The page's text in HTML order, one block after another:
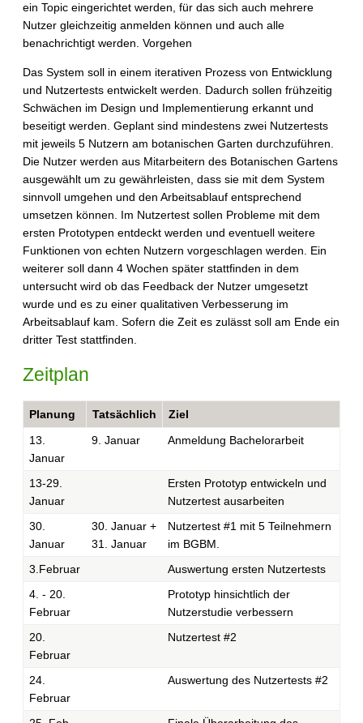
ein Topic eingerichtet werden, für das sich auch mehrere
Nutzer gleichzeitig anmelden können und auch alle
benachrichtigt werden. Vorgehen
Das System soll in einem iterativen Prozess von Entwicklung
und Nutzertests entwickelt werden. Dadurch sollen frühzeitig
Schwächen im Design und Implementierung erkannt und
beseitigt werden. Geplant sind mindestens zwei Nutzertests
mit jeweils 5 Nutzern am botanischen Garten durchzuführen.
Die Nutzer werden aus Mitarbeitern des Botanischen Gartens
ausgewählt um zu gewährleisten, dass sie mit dem System
sinnvoll umgehen und den Arbeitsablauf entsprechend
umsetzen können. Im Nutzertest sollen Probleme mit dem
ersten Prototypen entdeckt werden und eventuell weitere
Funktionen von echten Nutzern vorgeschlagen werden. Ein
weiterer soll dann 4 Wochen später stattfinden in dem
untersucht wird ob das Feedback der Nutzer umgesetzt
wurde und es zu einer qualitativen Verbesserung im
Arbeitsablauf kam. Sofern die Zeit es zulässt soll am Ende ein
dritter Test stattfinden.
Zeitplan
Planung Tatsächlich
Ziel
13.
Januar
9. Januar Anmeldung Bachelorarbeit
13-29.
Januar
Ersten Prototyp entwickeln und
Nutzertest ausarbeiten
30.
Januar
30. Januar +
31. Januar
Nutzertest #1 mit 5 Teilnehmern
im BGBM.
3.Februar
Auswertung ersten Nutzertests
4. - 20.
Februar
Prototyp hinsichtlich der
Nutzerstudie verbessern
20.
Februar
Nutzertest #2
24.
Februar
Auswertung des Nutzertests #2